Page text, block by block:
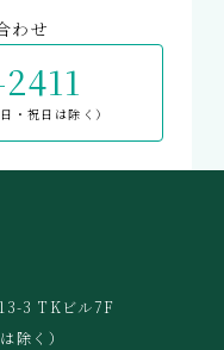
わせ
・祝日は除く）
3 TKビル7F
除く）